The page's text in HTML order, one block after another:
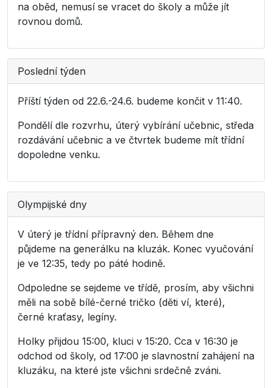
na oběd, nemusí se vracet do školy a může jít
rovnou domů.
Poslední týden
Příští týden od 22.6.-24.6. budeme končit v 11:40.
Pondělí dle rozvrhu, úterý vybírání učebnic, středa
rozdávání učebnic a ve čtvrtek budeme mít třídní
dopoledne venku.
Olympijské dny
V úterý je třídní přípravný den. Během dne
půjdeme na generálku na kluzák. Konec vyučování
je ve 12:35, tedy po páté hodině.
Odpoledne se sejdeme ve třídě, prosím, aby všichni
měli na sobě bílé-černé tričko (děti ví, které),
černé kraťasy, legíny.
Holky přijdou 15:00, kluci v 15:20. Cca v 16:30 je
odchod od školy, od 17:00 je slavnostní zahájení na
kluzáku, na které jste všichni srdečně zváni.